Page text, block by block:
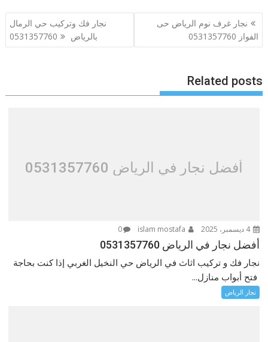
تصفّح
المقالات
نجار غرف نوم الرياض حى
الفواز 0531357760
نجار فك وتركيب حي الرمال
بالرياض 0531357760
Related posts
أفضل نجار في الرياض 0531357760
4 ديسمبر، 2025 0
أفضل نجار في الرياض 0531357760
نجار فك و تركيب اثاث في الرياض حي النخيل الغربي إذا كنت بحاجة
فتح أبواب منازل...
نجار الرياض